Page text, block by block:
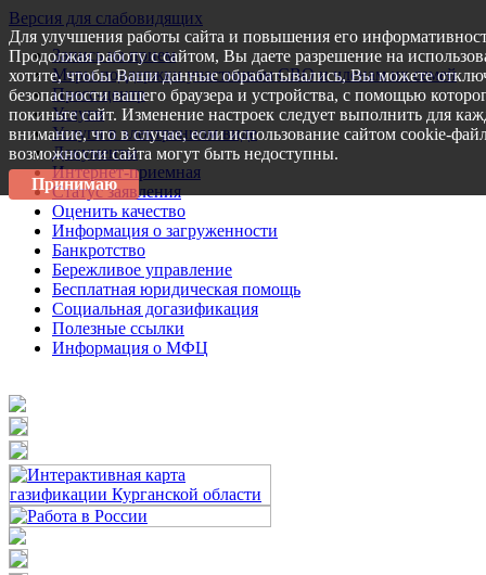
Версия для слабовидящих
Запись на прием
Меры поддержки участникам СВО и членам их семей
Пресс-центр
Услуги
Услуги в электронном виде
Документы
Интернет-приемная
Статус заявления
Оценить качество
Информация о загруженности
Банкротство
Бережливое управление
Бесплатная юридическая помощь
Социальная догазификация
Полезные ссылки
Информация о МФЦ
Для улучшения работы сайта и повышения его
Продолжая работу с сайтом, Вы даете разрешение на
хотите, чтобы Ваши данные обрабатывались, Вы можете
безопасности вашего браузера и устройства, с помощью
покиньте сайт. Изменение настроек следует выполнить для
внимание, что в случае, если использование сайтом cookie-
возможности сайта могут быть недоступны.
Принимаю